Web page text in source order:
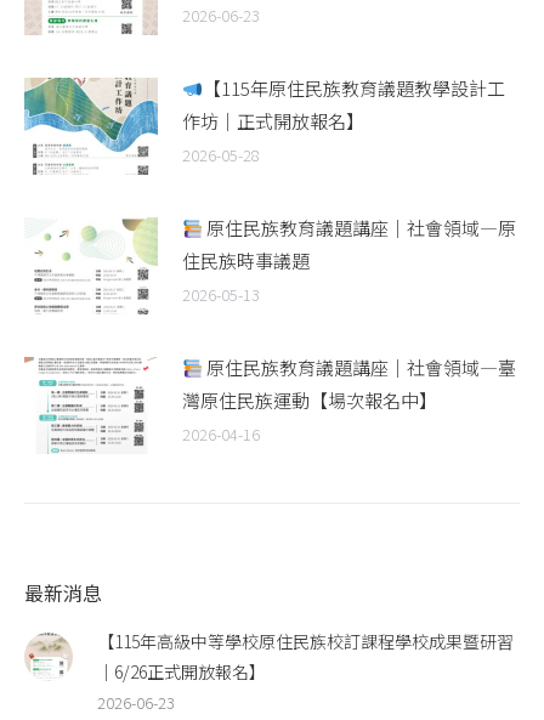
2026-06-23
【115年原住民族教育議題教學設計工
作坊｜正式開放報名】
2026-05-28
原住民族教育議題講座｜社會領域—原
住民族時事議題
2026-05-13
原住民族教育議題講座｜社會領域—臺
灣原住民族運動【場次報名中】
2026-04-16
最新消息
【115年高級中等學校原住民族校訂課程學校成果暨研習
｜6/26正式開放報名】
2026-06-23